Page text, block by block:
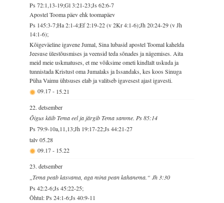
Ps 72:1,13-19;Gl 3:21-23;Js 62:6-7
Apostel Tooma päev ehk toomapäev
Ps 145:3-7;Ha 2:1-4;Ef 2:19-22 (v 2Kr 4:1-6);Jh 20:24-29 (v Jh
14:1-6);
Kõigeväeline igavene Jumal, Sina lubasid apostel Toomal kahelda
Jeesuse ülestõusmises ja veensid teda sõnades ja nägemises. Aita
meid meie uskmatuses, et me võiksime ometi kindlalt uskuda ja
tunnistada Kristust oma Jumalaks ja Issandaks, kes koos Sinuga
Püha Vaimu ühtsuses elab ja valitseb igavesest ajast igavesti.
09.17- 15.21
22. detsember
Õigus käib Tema eel ja järgib Tema samme. Ps 85:14
Ps 79:9-10a,11,13;Jh 19:17-22;Js 44:21-27
talv05.28
09.17- 15.22
23. detsember
„Tema peab kasvama, aga mina pean kahanema.“ Jh 3:30
Ps 42:2-6;Js 45:22-25;
Õhtul: Ps 24:1-6;Js 40:9-11